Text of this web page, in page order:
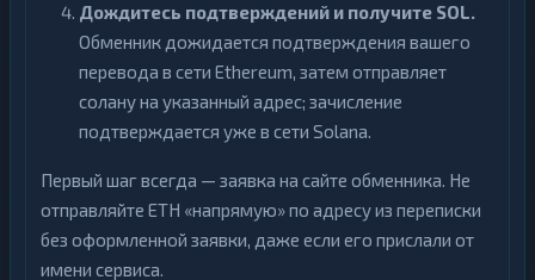
Дождитесь подтверждений и получите SOL.
Обменник дожидается подтверждения вашего
перевода в сети Ethereum, затем отправляет
солану на указанный адрес; зачисление
подтверждается уже в сети Solana.
Первый шаг всегда — заявка на сайте обменника. Не
отправляйте ETH «напрямую» по адресу из переписки
без оформленной заявки, даже если его прислали от
имени сервиса.